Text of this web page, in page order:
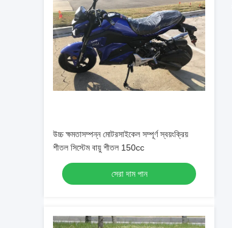
উচ্চ ক্ষমতাসম্পন্ন মোটরসাইকেল সম্পূর্ণ স্বয়ংক্রিয়
শীতল সিস্টেম বায়ু শীতল 150cc
সেরা দাম পান